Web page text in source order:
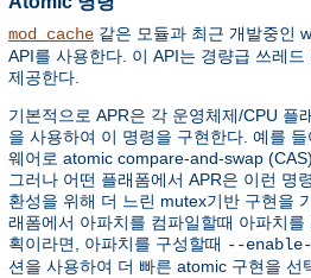
mod_cache 같은 모듈과 최근 개발중인
API를 사용한다. 이 API는 경량급 쓰레
제공한다.
기본적으로 APR은 각 운영체제/CPU 플
을 사용하여 이 명령을 구현한다. 예를
웨어로 atomic compare-and-swap
그러나 어떤 플래폼에서 APR은 이런 명
환성을 위해 더 느린 mutex기반 구현을
래폼에서 아파치를 컴파일할때 아파치
획이라면, 아파치를 구성할때 --
션을 사용하여 더 빠른 atomic 구현을 선